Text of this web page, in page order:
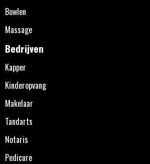
Bowlen
Massage
Bedrijven
Kapper
Kinderopvang
Makelaar
Tandarts
Notaris
Pedicure